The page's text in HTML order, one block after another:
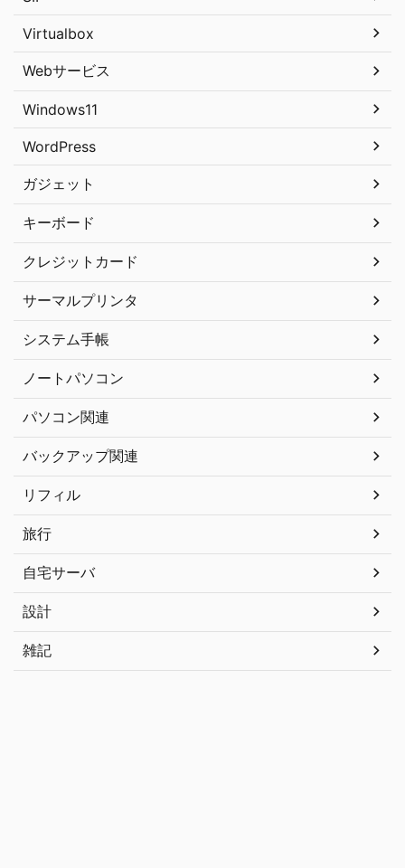
Virtualbox
Webサービス
Windows11
WordPress
ガジェット
キーボード
クレジットカード
サーマルプリンタ
システム手帳
ノートパソコン
パソコン関連
バックアップ関連
リフィル
旅行
自宅サーバ
設計
雑記